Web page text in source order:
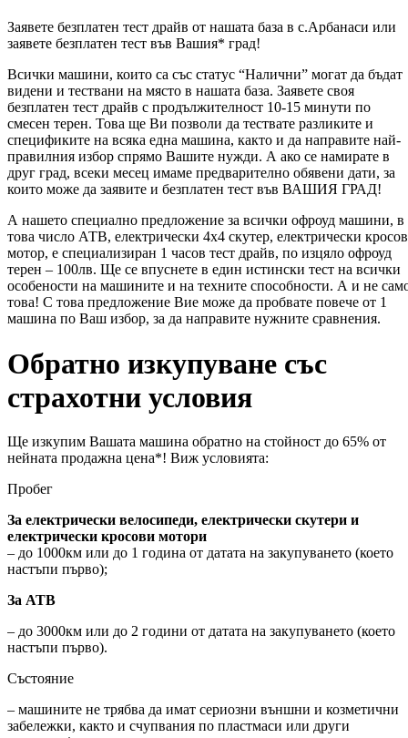
Заявете безплатен тест драйв от нашата база в с.Арбанаси или
заявете безплатен тест във Вашия* град!
Всички машини, които са със статус “Налични” могат да бъдат
видени и тествани на място в нашата база. Заявете своя
безплатен тест драйв с продължителност 10-15 минути по
смесен терен. Това ще Ви позволи да тествате разликите и
спецификите на всяка една машина, както и да направите най-
правилния избор спрямо Вашите нужди. А ако се намирате в
друг град, всеки месец имаме предварително обявени дати, за
които може да заявите и безплатен тест във ВАШИЯ ГРАД!
А нашето специално предложение за всички офроуд машини, в
това число АТВ, електрически 4х4 скутер, електрически кросов
мотор, е специализиран 1 часов тест драйв, по изцяло офроуд
терен – 100лв. Ще се впуснете в един истински тест на всички
особености на машините и на техните способности. А и не
това! С това предложение Вие може да пробвате повече от 1
машина по Ваш избор, за да направите нужните сравнения.
Обратно изкупуване със
страхотни условия
Ще изкупим Вашата машина обратно на стойност до 65% от
нейната продажна цена*! Виж условията:
Пробег
За електрически велосипеди, електрически скутери и
електрически кросови мотори
– до 1000км или до 1 година от датата на закупуването (което
настъпи първо);
За АТВ
– до 3000км или до 2 години от датата на закупуването (което
настъпи първо).
Състояние
– машините не трябва да имат сериозни външни и козметични
забележки, както и счупвания по пластмаси или други